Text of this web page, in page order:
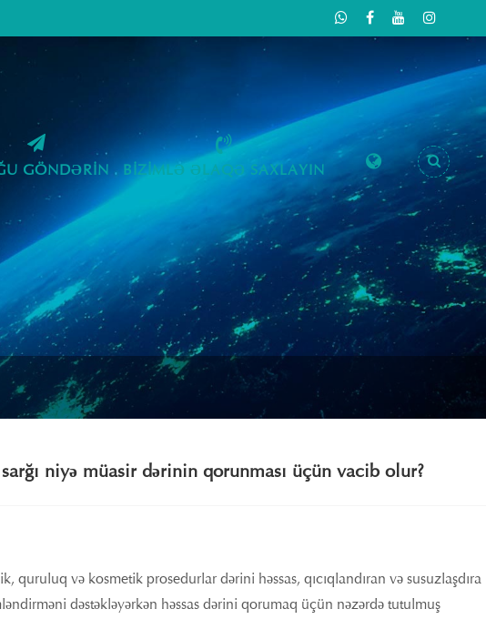
GÖNDƏRIN BIZIMLƏ ƏLAQƏ SAXLAYIN
niyə müasir dərinin qorunması üçün vacib olur?
və kosmetik prosedurlar dərini həssas, qıcıqlandıran və susuzlaşdıra
dəstəkləyərkən həssas dərini qorumaq üçün nəzərdə tutulmuş